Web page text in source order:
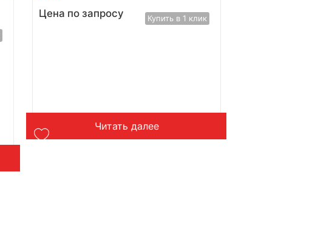
Цена по запросу Купить в 1 клик
Читать далее